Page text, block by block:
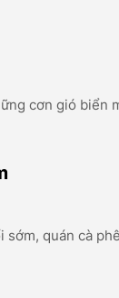
cơn gió biển
quán cà